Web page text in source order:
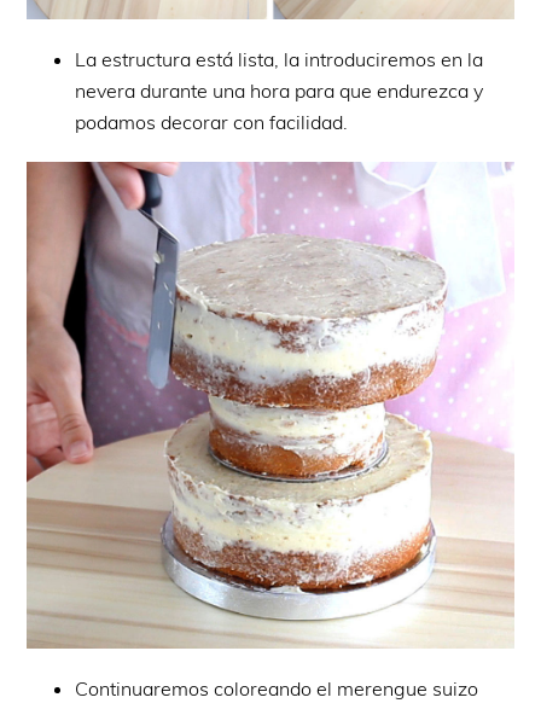
La estructura está lista, la introduciremos en la
nevera durante una hora para que endurezca y
podamos decorar con facilidad.
Continuaremos coloreando el merengue suizo